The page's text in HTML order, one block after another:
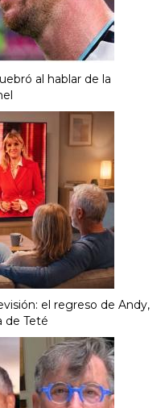
al hablar de la
el regreso de Andy,
de Teté